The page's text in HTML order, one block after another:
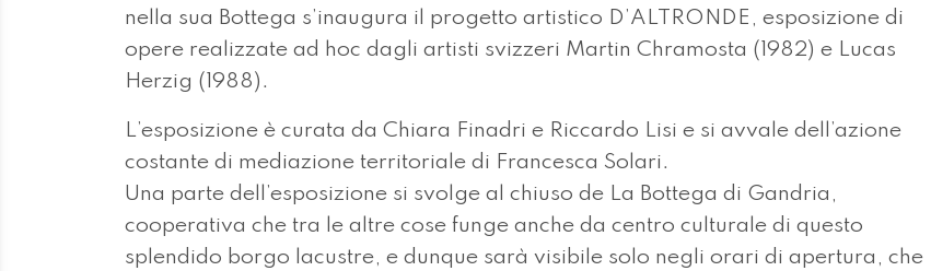
nella sua Bottega s’inaugura il progetto artistico D’ALTRONDE, esposizione di
opere realizzate ad hoc dagli artisti svizzeri Martin Chramosta (1982) e Lucas
Herzig (1988).
L’esposizione è curata da Chiara Finadri e Riccardo Lisi e si avvale dell’azione
costante di mediazione territoriale di Francesca Solari.
Una parte dell’esposizione si svolge al chiuso de La Bottega di Gandria,
cooperativa che tra le altre cose funge anche da centro culturale di questo
splendido borgo lacustre, e dunque sarà visibile solo negli orari di apertura, che